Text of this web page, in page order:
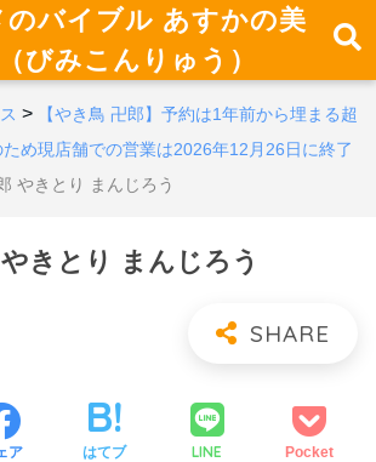
のバイブル あすかの美
びみこんりゅう）
>
【やき鳥 卍郎】予約は1年前から埋まる超
め現店舗での営業は2026年12月26日に終了
やきとり まんじろう
きとり まんじろう
ア はてブ LINE Pocket